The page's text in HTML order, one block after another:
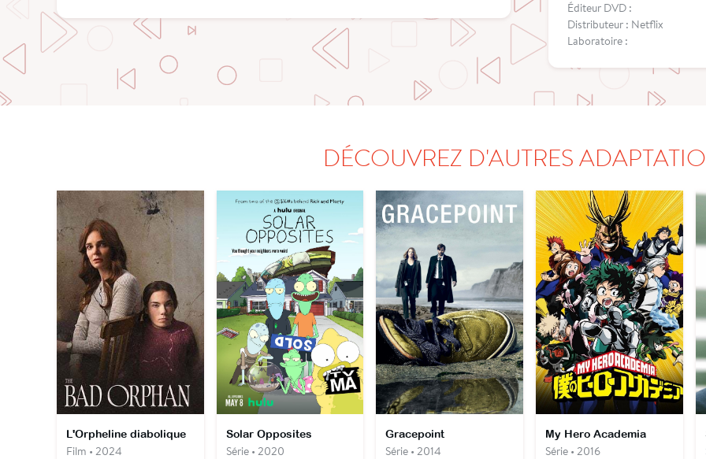
Éditeur DVD :
Distributeur : Netflix
Laboratoire :
DÉCOUVREZ D'AUTRES
L'Orpheline diabolique
Film • 2024
Solar Opposites
Série • 2020
Gracepoint
Série • 2014
My Hero Academia
Série • 2016